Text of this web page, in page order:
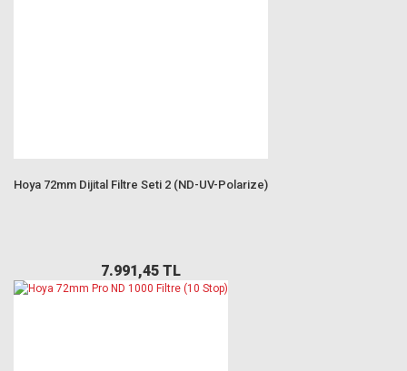
Hoya 72mm Dijital Filtre Seti 2 (ND-UV-Polarize)
7.991,45 TL